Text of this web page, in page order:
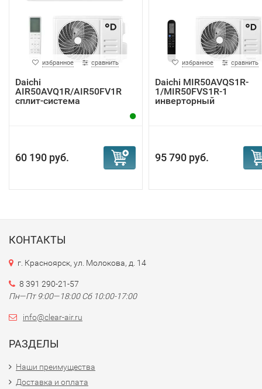
избранное сравнить
Daichi
AIR50AVQ1R/AIR50FV1R
сплит-система
60 190 руб.
избранное сравнить
Daichi MIR50AVQS1R-
1/MIR50FVS1R-1
инверторный
95 790 руб.
КОНТАКТЫ
г. Красноярск, ул. Молокова, д. 14
8 391 290-21-57
Пн—Пт 9:00—18:00 Сб 10:00-17:00
info@clear-air.ru
РАЗДЕЛЫ
Наши преимущества
Доставка и оплата